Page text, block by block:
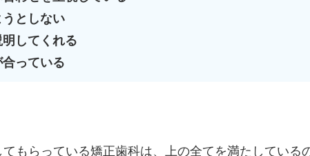
矯正歯科の選び方。大人の矯正経験者が重視する６つのポイント